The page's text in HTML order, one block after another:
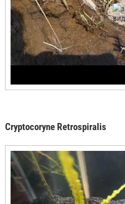
Cryptocoryne Retrospiralis